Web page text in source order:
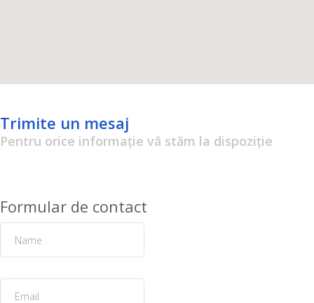
Trimite un mesaj
Pentru orice informație vă stăm la dispoziție
Formular de contact